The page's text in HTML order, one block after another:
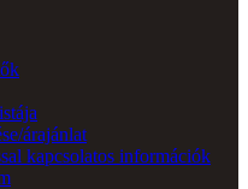
árajánlat
kapcsolatos információk